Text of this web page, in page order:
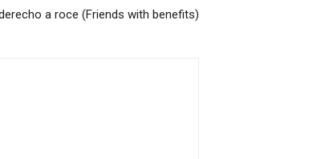
a roce (Friends with benefits)